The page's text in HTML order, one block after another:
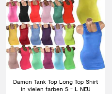
Damen Tank Top Long Top Shirt
in vielen farben S - L NEU